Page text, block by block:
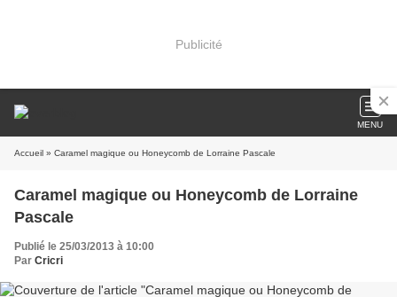
Publicité
MENU
Accueil » Caramel magique ou Honeycomb de Lorraine Pascale
Caramel magique ou Honeycomb de Lorraine
Pascale
Publié le 25/03/2013 à 10:00
Par Cricri